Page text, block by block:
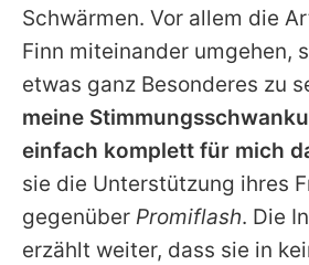
Schwärmen. Vor allem die
Finn miteinander umgehen,
etwas ganz Besonderes zu
meine
einfach komplett für mich
sie die Unterstützung ihres
gegenüber Promiflash. Die
erzählt weiter, dass sie in